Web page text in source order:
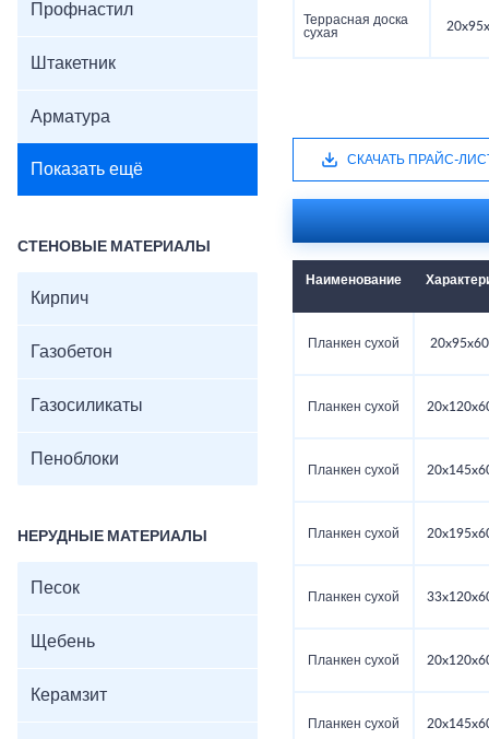
Профнастил
Штакетник
Арматура
Показать ещё
СТЕНОВЫЕ МАТЕРИАЛЫ
Кирпич
Газобетон
Газосиликаты
Пеноблоки
НЕРУДНЫЕ МАТЕРИАЛЫ
Песок
Щебень
Керамзит
Террасная доска
сухая
СКАЧАТЬ ПРАЙС-
Наименование
Планкен сухой
Планкен сухой
Планкен сухой
Планкен сухой
Планкен сухой
Планкен сухой
Планкен сухой